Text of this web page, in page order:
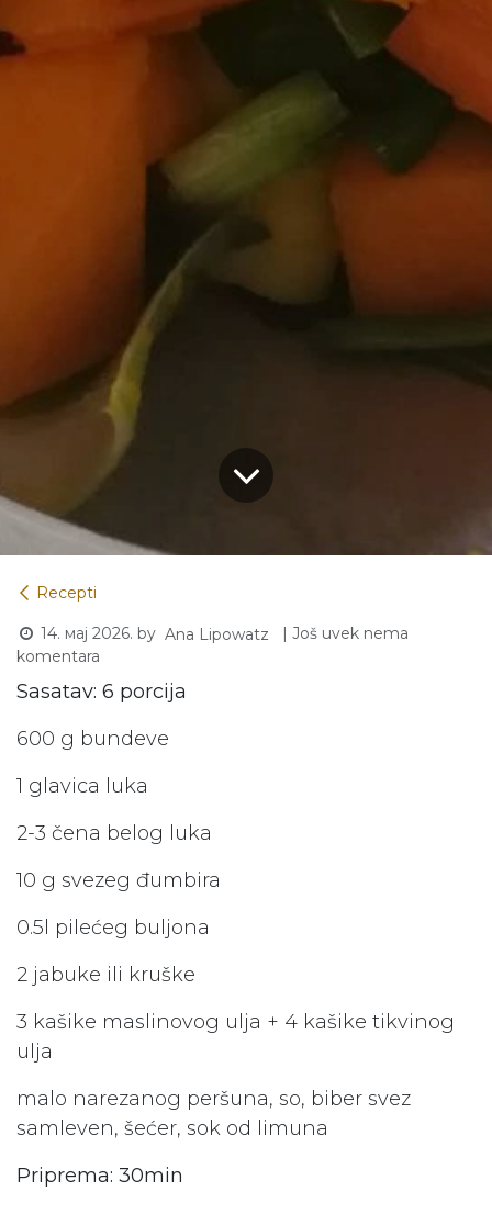
Recepti
14. мај 2026. by Ana Lipowatz
| Još uvek nema
komentara
Sasatav: 6 porcija
600 g bundeve
1 glavica luka
2-3 čena belog luka
10 g svezeg đumbira
0.5l pilećeg buljona
2 jabuke ili kruške
3 kašike maslinovog ulja + 4 kašike tikvinog
ulja
malo narezanog peršuna, so, biber svez
samleven, šećer, sok od limuna
Priprema: 30min